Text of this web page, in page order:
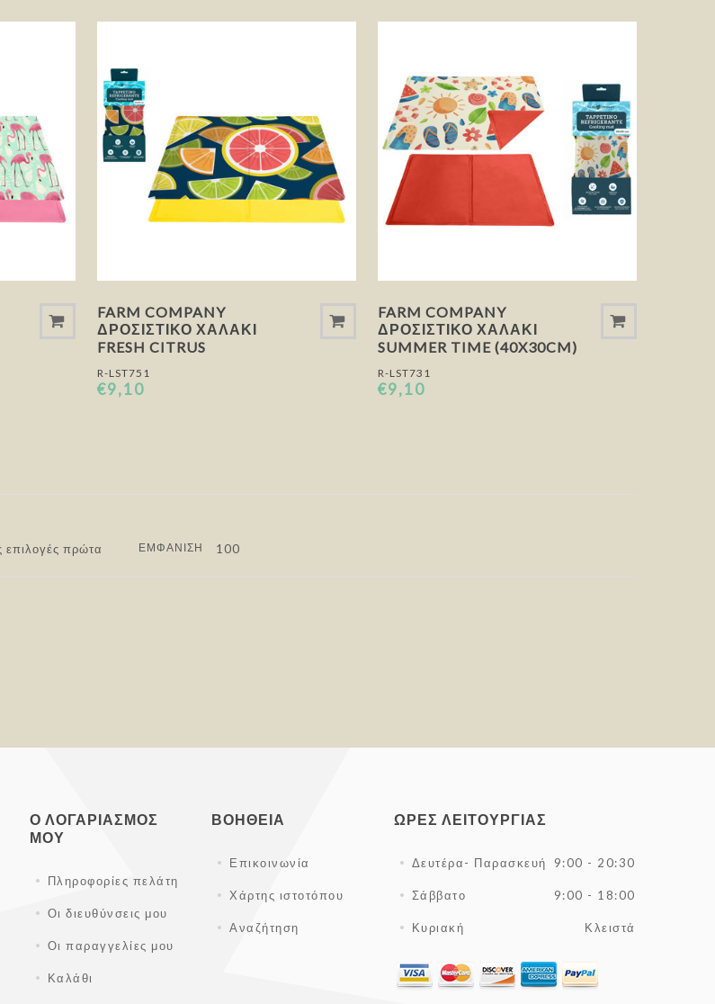
FARM COMPANY
ΔΡΟΣΙΣΤΙΚΌ ΧΑΛΆΚΙ
FRESH CITRUS
R-LST751
€9,10
FARM COMPANY
ΔΡΟΣΙΣΤΙΚΌ ΧΑΛΆΚΙ
SUMMER TIME (40X30CM)
R-LST731
€9,10
ΕΜΦΆΝΙΣΗ
Ο ΛΟΓΑΡΙΑΣΜΌΣ
ΜΟΥ
Πληροφορίες πελάτη
Οι διευθύνσεις μου
Οι παραγγελίες μου
Καλάθι
ΒΟΉΘΕΙΑ
Επικοινωνία
Χάρτης ιστοτόπου
Αναζήτηση
ΏΡΕΣ ΛΕΙΤΟΥΡΓΊΑΣ
Δευτέρα- Παρασκευή 9:00 - 20:30
Σάββατο 9:00 - 18:00
Κυριακή Κλειστά